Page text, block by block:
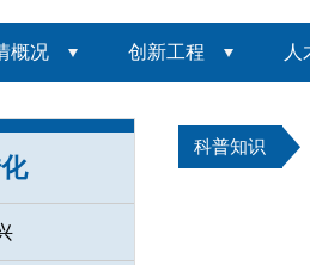
概况 创新工程 人
科普知识